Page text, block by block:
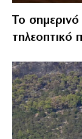
Το
τηλεοπτικό